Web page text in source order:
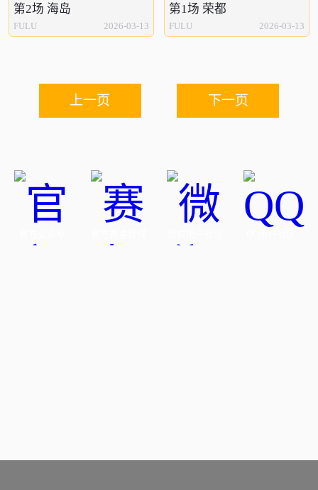
第2场 海岛
FULU 2026-03-13
第1场 荣都
FULU 2026-03-13
上一页 下一页